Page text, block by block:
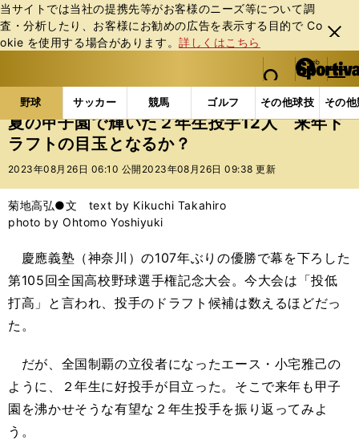
当サイトでは当社の提携先等がお客様のニーズ等について調
査・分析したり、お客様にお勧めの広告を表⽰する⽬的で Co
okie を使⽤する場合があります。詳しくはこちら
閉じ
る
web Sportiva (webスポルティーバ)
検索
マイペ
ー
ジ
メニュ
野球 サッカー 競馬 ゴルフ その他球技 その
b
ス
ポ
ル
バ
野球の記事一覧 高校野球他 夏の甲子園で輝いた２
夏の甲子園で輝いた２年生投手12人 来年ド
ラフトの目玉となるか？
2023年08月26日 06:10 公開 2023年08月26日 09:38 更新
菊地高弘●文 text by Kikuchi Takahiro
photo by Ohtomo Yoshiyuki
慶應義塾（神奈川）の107年ぶりの優勝で幕を下ろした
第105回全国高校野球選手権記念大会。今大会は「投低
打高」と言われ、投手のドラフト候補は数えるほどだっ
た。
だが、全国制覇の立役者になったエース・小宅雅己の
ように、２年生に好投手が目立った。そこで来年も甲子
園を沸かせそうな有望な２年生投手を振り返ってみよ
う。